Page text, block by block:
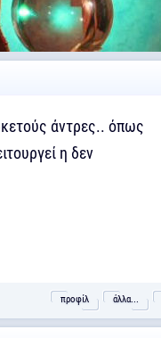
άντρες.. όπως
η δεν
προφίλ άλλα...